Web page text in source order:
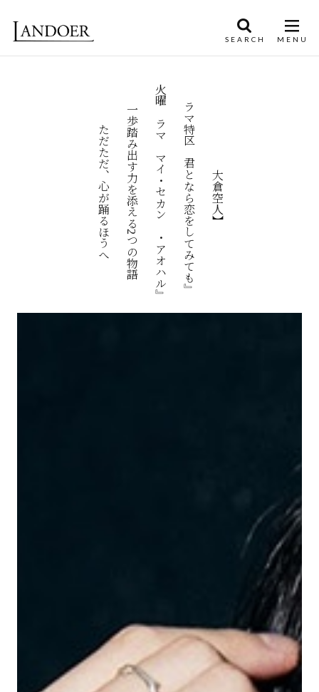
【大倉空人】
ドラマ特区『君となら恋をしてみても』
火曜ドラマ『マイ・セカンド・アオハル』
一歩踏み出す力を添える2つの物語
ただただ、心が踊るほうへ